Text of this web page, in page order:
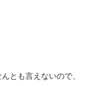
とも言えないので、